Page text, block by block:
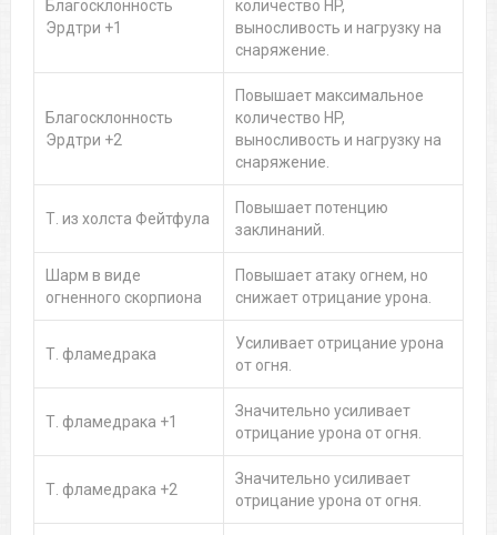
Благосклонность
Эрдтри +1
количество HP,
выносливость и нагрузку на
снаряжение.
Благосклонность
Эрдтри +2
Повышает максимальное
количество HP,
выносливость и нагрузку на
снаряжение.
Т. из холста Фейтфула
Повышает потенцию
заклинаний.
Шарм в виде
огненного скорпиона
Повышает атаку огнем, но
снижает отрицание урона.
Т. фламедрака
Усиливает отрицание урона
от огня.
Т. фламедрака +1
Значительно усиливает
отрицание урона от огня.
Т. фламедрака +2
Значительно усиливает
отрицание урона от огня.